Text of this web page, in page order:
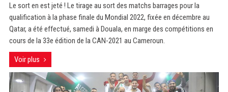
Le sort en est jeté ! Le tirage au sort des matchs barrages pour la
qualification à la phase finale du Mondial 2022, fixée en décembre au
Qatar, a été effectué, samedi à Douala, en marge des compétitions en
cours de la 33e édition de la CAN-2021 au Cameroun.
Voir plus